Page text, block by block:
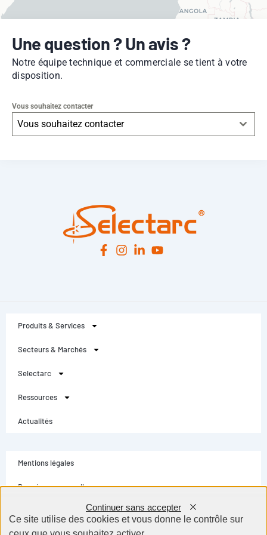
Une question ? Un avis ?
Notre équipe technique et commerciale se tient à votre
disposition.
Vous souhaitez contacter
Vous souhaitez contacter
Produits & Services
Secteurs & Marchés
Selectarc
Ressources
Actualités
Mentions légales
Données personnelles
Conditions générales
Ce site utilise des cookies et vous donne le contrôle sur
Continuer sans accepter